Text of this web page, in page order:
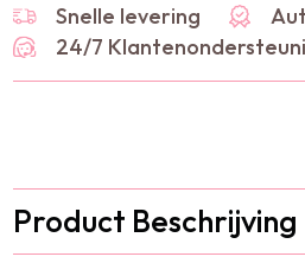
Snelle levering
24/7
Product Beschrijving